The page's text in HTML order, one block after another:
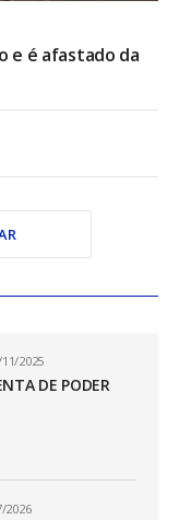
e é afastado da
11/2025
DE PODER
2026